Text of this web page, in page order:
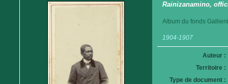
Rainizanamino,
Album du fonds
1904-1907
Auteur :
Territoire :
Type de document :